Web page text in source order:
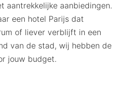
aantrekkelijke aanbiedingen.
een hotel Parijs dat
of liever verblijft in een
van de stad, wij hebben de
jouw budget.